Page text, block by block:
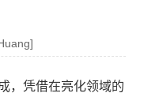
，凭借在亮化领域的